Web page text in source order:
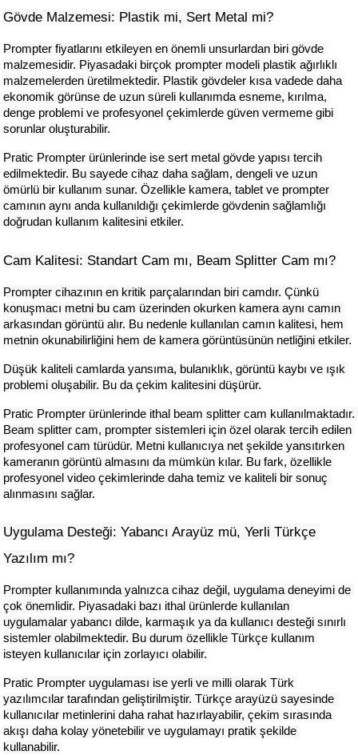
Gövde Malzemesi: Plastik mi, Sert Metal mi?
Prompter fiyatlarını etkileyen en önemli unsurlardan biri gövde
malzemesidir. Piyasadaki birçok prompter modeli plastik ağırlıklı
malzemelerden üretilmektedir. Plastik gövdeler kısa vadede daha
ekonomik görünse de uzun süreli kullanımda esneme, kırılma,
denge problemi ve profesyonel çekimlerde güven vermeme gibi
sorunlar oluşturabilir.
Pratic Prompter ürünlerinde ise sert metal gövde yapısı tercih
edilmektedir. Bu sayede cihaz daha sağlam, dengeli ve uzun
ömürlü bir kullanım sunar. Özellikle kamera, tablet ve prompter
camının aynı anda kullanıldığı çekimlerde gövdenin sağlamlığı
doğrudan kullanım kalitesini etkiler.
Cam Kalitesi: Standart Cam mı, Beam Splitter Cam mı?
Prompter cihazının en kritik parçalarından biri camdır. Çünkü
konuşmacı metni bu cam üzerinden okurken kamera aynı camın
arkasından görüntü alır. Bu nedenle kullanılan camın kalitesi, hem
metnin okunabilirliğini hem de kamera görüntüsünün netliğini etkiler.
Düşük kaliteli camlarda yansıma, bulanıklık, görüntü kaybı ve ışık
problemi oluşabilir. Bu da çekim kalitesini düşürür.
Pratic Prompter ürünlerinde ithal beam splitter cam kullanılmaktadır.
Beam splitter cam, prompter sistemleri için özel olarak tercih edilen
profesyonel cam türüdür. Metni kullanıcıya net şekilde yansıtırken
kameranın görüntü almasını da mümkün kılar. Bu fark, özellikle
profesyonel video çekimlerinde daha temiz ve kaliteli bir sonuç
alınmasını sağlar.
Uygulama Desteği: Yabancı Arayüz mü, Yerli Türkçe
Yazılım mı?
Prompter kullanımında yalnızca cihaz değil, uygulama deneyimi de
çok önemlidir. Piyasadaki bazı ithal ürünlerde kullanılan
uygulamalar yabancı dilde, karmaşık ya da kullanıcı desteği sınırlı
sistemler olabilmektedir. Bu durum özellikle Türkçe kullanım
isteyen kullanıcılar için zorlayıcı olabilir.
Pratic Prompter uygulaması ise yerli ve milli olarak Türk
yazılımcılar tarafından geliştirilmiştir. Türkçe arayüzü sayesinde
kullanıcılar metinlerini daha rahat hazırlayabilir, çekim sırasında
akışı daha kolay yönetebilir ve uygulamayı pratik şekilde
kullanabilir.